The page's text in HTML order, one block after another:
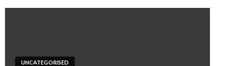
UNCATEGORISED